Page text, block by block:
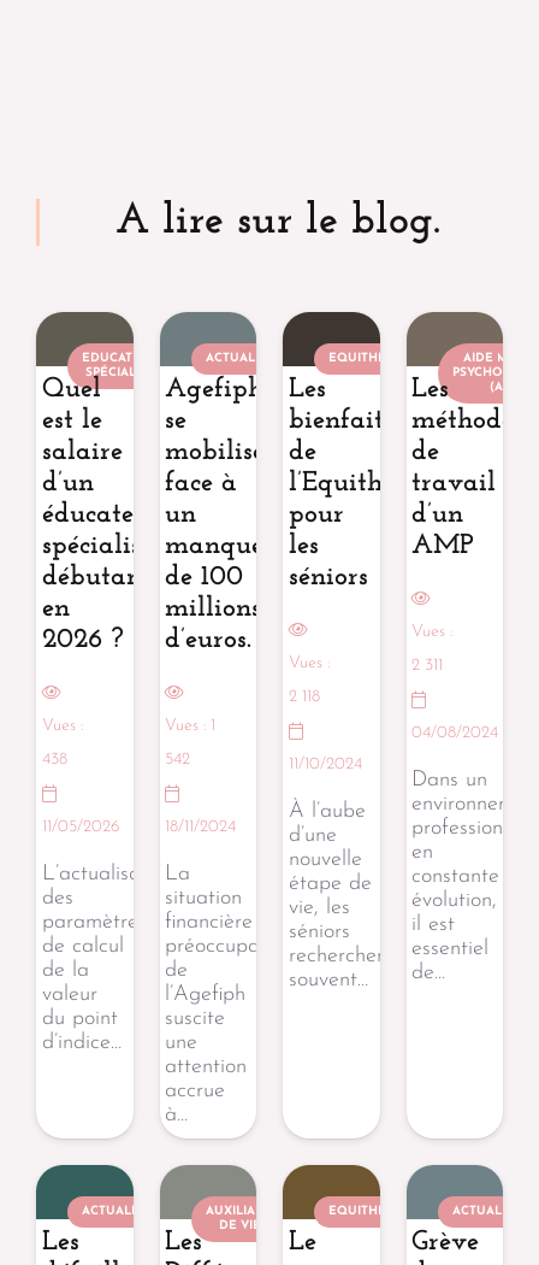
A lire sur le blog.
EDUCATEUR
SPÉCIALISÉ
Quel
est le
salaire
d’un
éducateur
spécialisé
débutant
en
2026 ?
Vues :
438
11/05/2026
L’actualisation
des
paramètres
de calcul
de la
valeur
du point
d’indice…
ACTUALITÉ
Agefiph
se
mobilise
face à
un
manque
de 100
millions
d’euros.
Vues : 1
542
18/11/2024
La
situation
financière
préoccupante
de
l’Agefiph
suscite
une
attention
accrue
à…
EQUITHÉRAPEUTE
Les
bienfaits
de
l’Equithérapie
pour
les
séniors
Vues :
2 118
11/10/2024
À l’aube
d’une
nouvelle
étape de
vie, les
séniors
recherchent
souvent…
AIDE
(AMP)
Les
méthodes
de
travail
d’un
AMP
Vues :
2 311
04/08/2024
Dans un
professionnel
en
constante
évolution,
il est
essentiel
de…
ACTUALITÉ
Les
AUXILIAIRE
DE VIE
Les
EQUITHÉRAPEUTE
Le
ACTUALITÉ
Grève